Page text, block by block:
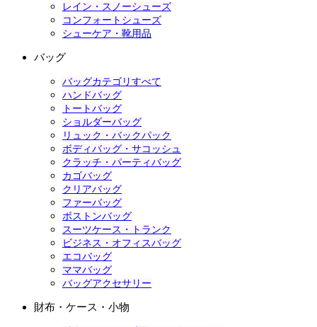
レイン・スノーシューズ
コンフォートシューズ
シューケア・靴用品
バッグ
バッグカテゴリすべて
ハンドバッグ
トートバッグ
ショルダーバッグ
リュック・バックパック
ボディバッグ・サコッシュ
クラッチ・パーティバッグ
カゴバッグ
クリアバッグ
ファーバッグ
ボストンバッグ
スーツケース・トランク
ビジネス・オフィスバッグ
エコバッグ
ママバッグ
バッグアクセサリー
財布・ケース・小物